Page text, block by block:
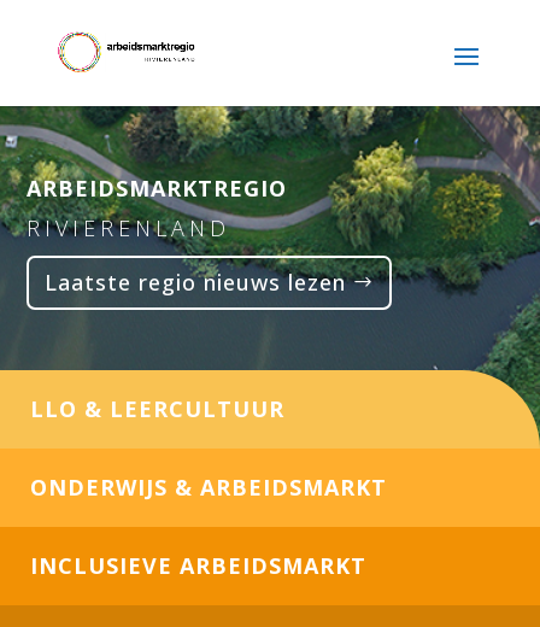
ARBEIDSMARKTREGIO
RIVIERENLAND
Laatste regio nieuws lezen
LLO & LEERCULTUUR
ONDERWIJS & ARBEIDSMARKT
INCLUSIEVE ARBEIDSMARKT